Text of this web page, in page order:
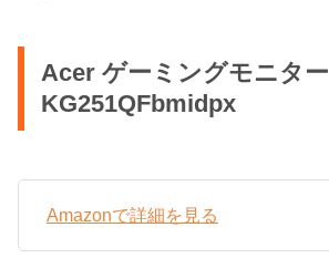
Acer ゲーミングモニター
KG251QFbmidpx
Amazonで詳細を見る